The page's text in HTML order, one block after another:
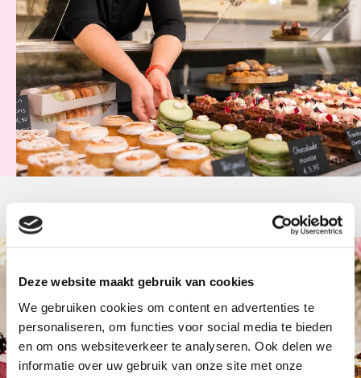
Deze website maakt gebruik van cookies
We gebruiken cookies om content en advertenties te
personaliseren, om functies voor social media te bieden
en om ons websiteverkeer te analyseren. Ook delen we
informatie over uw gebruik van onze site met onze
Bestel op tijd
Onze producten worden vers bereid en zijn beperkt
beschikbaar.